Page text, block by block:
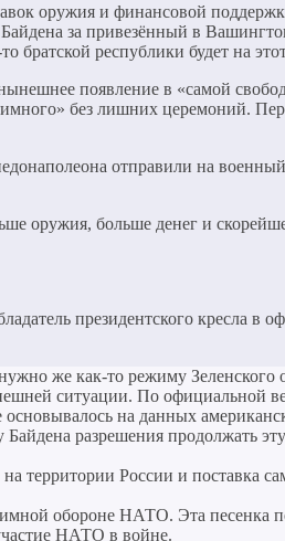
оружия и финансовой
Байдена за привезённый в
республики будет на
появление в «самой
без лишних церемоний.
отправили на
оружия, больше денег и
президентского кресла в
же как-то режиму Зеленского
ситуации. По официальной
на данных
Байдена разрешения продолжать
территории России и поставка
обороне НАТО. Эта песенка
НАТО в войне.